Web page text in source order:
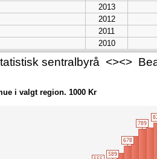
2013
2012
2011
2010
2009
2008
2001
sentralbyrå <><>
i valgt region. 1000 Kr